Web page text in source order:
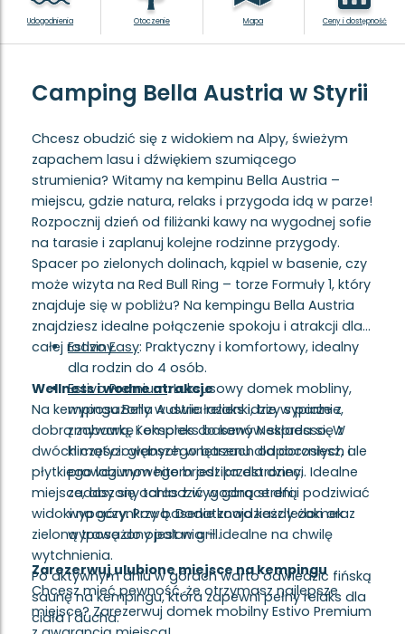
Udogodnienia Otoczenie Mapa Ceny i dostępność
Camping Bella Austria w Styrii
Chcesz obudzić się z widokiem na Alpy, świeżym
zapachem lasu i dźwiękiem szumiącego
strumienia? Witamy na kempinu Bella Austria –
miejscu, gdzie natura, relaks i przygoda idą w parze!
Rozpocznij dzień od filiżanki kawy na wygodnej sofie
na tarasie i zaplanuj kolejne rodzinne przygody.
Spacer po zielonych dolinach, kąpiel w basenie, czy
może wizyta na Red Bull Ring – torze Formuły 1, który
znajduje się w pobliżu? Na kempingu Bella Austria
znajdziesz idealne połączenie spokoju i atrakcji dla
całej rodziny.
Wellness i wodne atrakcje
Na kempingu Bella Austria relaks idzie w parze z
dobrą zabawą. Kompleks basenów składa się z
dwóch części: głębszego basenu dla dorosłych i
płytkiego lagunowego brodzika dla dzieci. Idealne
miejsce, aby się ochłodzić w gorące dni i podziwiać
widoki na góry. Przy basenie znajdziesz leżaki oraz
zieloną trawę do opalania – idealne na chwilę
wytchnienia.
Po aktywnym dniu w górach warto odwiedzić fińską
saunę na kempingu, która zapewni pełny relaks dla
ciała i ducha.
Estivo Easy: Praktyczny i komfortowy, idealny
dla rodzin do 4 osób.
Estivo Premium: Luksusowy domek mobliny,
wyposażony w dwie łazienki, trzy sypialnie,
zmywarkę i ekspres do kawy Nespresso. W
klimatyzowanych wnętrzach odpoczniesz, ale
prawdziwym hitem jest przestronny,
zadaszony taras z wygodną strefą
wypoczynkową. Dodatkowo każdy domek
wyposażony jest w grill.
Zarezerwuj ulubione miejsce na kempingu
Chcesz mieć pewność, że otrzymasz najlepsze
miejsce? Zarezerwuj domek mobilny Estivo Premium